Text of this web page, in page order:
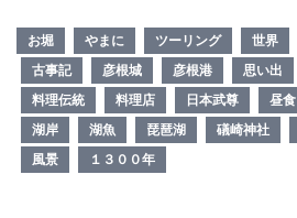
お堀 やまに ツーリング 世界
古事記
彦根城 彦根港 思い出
料理伝統
料理店 日本武尊 昼食
湖岸
湖魚 琵琶湖 礒崎神社
風景
１３００年